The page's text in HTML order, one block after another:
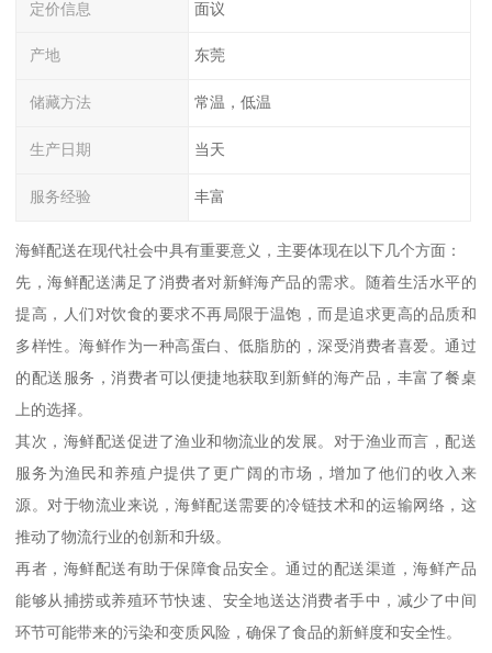
定价信息 面议
产地 东莞
储藏方法 常温，低温
生产日期 当天
服务经验 丰富
海鲜配送在现代社会中具有重要意义，主要体现在以下几个方面：
先，海鲜配送满足了消费者对新鲜海产品的需求。随着生活水平的
提高，人们对饮食的要求不再局限于温饱，而是追求更高的品质和
多样性。海鲜作为一种高蛋白、低脂肪的，深受消费者喜爱。通过
的配送服务，消费者可以便捷地获取到新鲜的海产品，丰富了餐桌
上的选择。
其次，海鲜配送促进了渔业和物流业的发展。对于渔业而言，配送
服务为渔民和养殖户提供了更广阔的市场，增加了他们的收入来
源。对于物流业来说，海鲜配送需要的冷链技术和的运输网络，这
推动了物流行业的创新和升级。
再者，海鲜配送有助于保障食品安全。通过的配送渠道，海鲜产品
能够从捕捞或养殖环节快速、安全地送达消费者手中，减少了中间
环节可能带来的污染和变质风险，确保了食品的新鲜度和安全性。